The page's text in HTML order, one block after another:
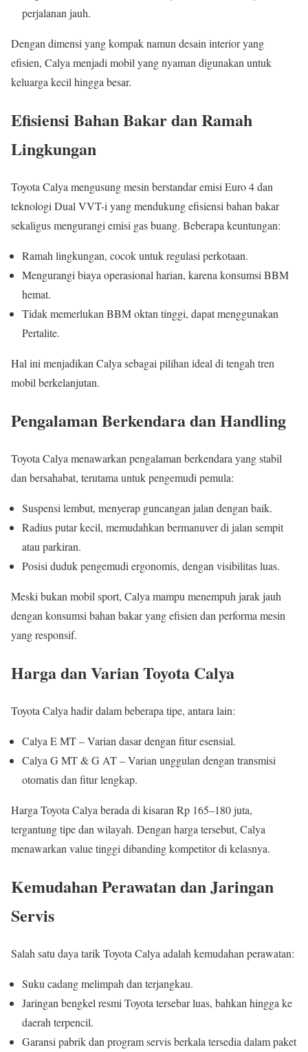
perjalanan jauh.
Dengan dimensi yang kompak namun desain interior yang
efisien, Calya menjadi mobil yang nyaman digunakan untuk
keluarga kecil hingga besar.
Efisiensi Bahan Bakar dan Ramah
Lingkungan
Toyota Calya mengusung mesin berstandar emisi Euro 4 dan
teknologi Dual VVT-i yang mendukung efisiensi bahan bakar
sekaligus mengurangi emisi gas buang. Beberapa keuntungan:
Ramah lingkungan, cocok untuk regulasi perkotaan.
Mengurangi biaya operasional harian, karena konsumsi BBM
hemat.
Tidak memerlukan BBM oktan tinggi, dapat menggunakan
Pertalite.
Hal ini menjadikan Calya sebagai pilihan ideal di tengah tren
mobil berkelanjutan.
Pengalaman Berkendara dan Handling
Toyota Calya menawarkan pengalaman berkendara yang stabil
dan bersahabat, terutama untuk pengemudi pemula:
Suspensi lembut, menyerap guncangan jalan dengan baik.
Radius putar kecil, memudahkan bermanuver di jalan sempit
atau parkiran.
Posisi duduk pengemudi ergonomis, dengan visibilitas luas.
Meski bukan mobil sport, Calya mampu menempuh jarak jauh
dengan konsumsi bahan bakar yang efisien dan performa mesin
yang responsif.
Harga dan Varian Toyota Calya
Toyota Calya hadir dalam beberapa tipe, antara lain:
Calya E MT – Varian dasar dengan fitur esensial.
Calya G MT & G AT – Varian unggulan dengan transmisi
otomatis dan fitur lengkap.
Harga Toyota Calya berada di kisaran Rp 165–180 juta,
tergantung tipe dan wilayah. Dengan harga tersebut, Calya
menawarkan value tinggi dibanding kompetitor di kelasnya.
Kemudahan Perawatan dan Jaringan
Servis
Salah satu daya tarik Toyota Calya adalah kemudahan perawatan:
Suku cadang melimpah dan terjangkau.
Jaringan bengkel resmi Toyota tersebar luas, bahkan hingga ke
daerah terpencil.
Garansi pabrik dan program servis berkala tersedia dalam paket